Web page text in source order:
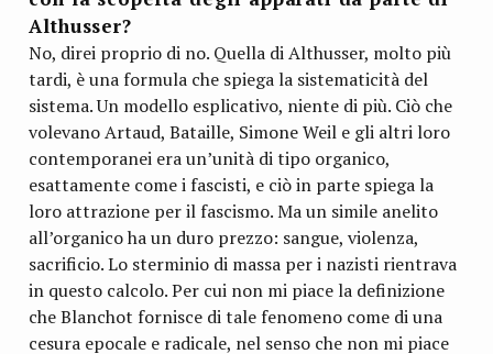
Althusser?
No, direi proprio di no. Quella di Althusser, molto più
tardi, è una formula che spiega la sistematicità del
sistema. Un modello esplicativo, niente di più. Ciò che
volevano Artaud, Bataille, Simone Weil e gli altri loro
contemporanei era un’unità di tipo organico,
esattamente come i fascisti, e ciò in parte spiega la
loro attrazione per il fascismo. Ma un simile anelito
all’organico ha un duro prezzo: sangue, violenza,
sacrificio. Lo sterminio di massa per i nazisti rientrava
in questo calcolo. Per cui non mi piace la definizione
che Blanchot fornisce di tale fenomeno come di una
cesura epocale e radicale, nel senso che non mi piace